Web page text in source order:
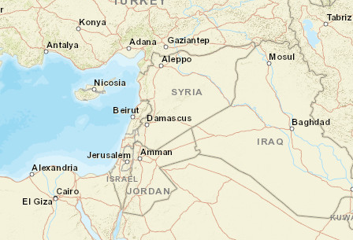
Cachées derrière des plantes, les singulières
habitations de Dorze apparaissent de part
et d’autre de la route. Atteignant souvent
plus de 12 mètres de haut, les charpentes
en bambou sont recouvertes de feuilles
séchées d’Ensète. Leurs toits et leurs murs
ne faisant qu’un.
Nuit en hôtel
Jour 3
Arba Minch et route jusqu'à Turmi